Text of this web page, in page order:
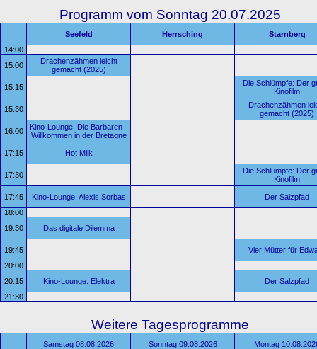
Programm vom Sonntag 20.07.2025
Seefeld Herrsching
Starnberg
14:00
15:00
Drachenzähmen leicht
gemacht (2025)
15:15
Die Schlümpfe: Der
Kinofilm
15:30
Drachenzähmen
gemacht (2025)
16:00
Kino-Lounge: Die Barbaren -
Willkommen in der Bretagne
17:15 Hot Milk
17:30
Die Schlümpfe: Der
Kinofilm
17:45 Kino-Lounge: Alexis Sorbas
Der Salzpfad
18:00
19:30
Das digitale Dilemma
19:45
Vier Mütter für
20:00
20:15
Kino-Lounge: Elektra
Der Salzpfad
21:30
Weitere Tagesprogramme
Samstag 08.08.2026 Sonntag 09.08.2026 Montag